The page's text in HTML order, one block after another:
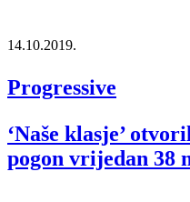
14.10.2019.
Progressive
‘Naše klasje’
pogon vrijedan 38